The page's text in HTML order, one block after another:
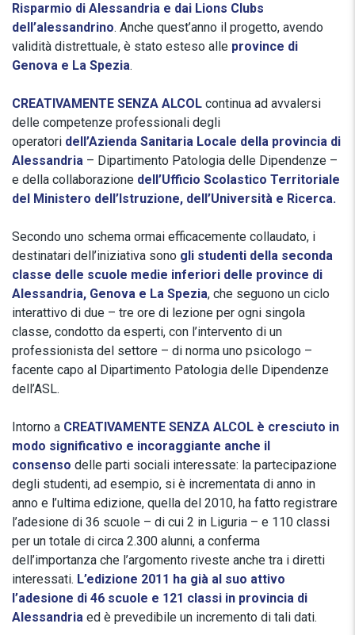
Risparmio di Alessandria e dai Lions Clubs
dell’alessandrino. Anche quest’anno il progetto, avendo
validità distrettuale, è stato esteso alle province di
Genova e La Spezia.
CREATIVAMENTE SENZA ALCOL continua ad avvalersi
delle competenze professionali degli
operatori dell’Azienda Sanitaria Locale della provincia di
Alessandria – Dipartimento Patologia delle Dipendenze –
e della collaborazione dell’Ufficio Scolastico Territoriale
del Ministero dell’Istruzione, dell’Università e Ricerca.
Secondo uno schema ormai efficacemente collaudato, i
destinatari dell’iniziativa sono gli studenti della seconda
classe delle scuole medie inferiori delle province di
Alessandria, Genova e La Spezia, che seguono un ciclo
interattivo di due – tre ore di lezione per ogni singola
classe, condotto da esperti, con l’intervento di un
professionista del settore – di norma uno psicologo –
facente capo al Dipartimento Patologia delle Dipendenze
dell’ASL.
Intorno a CREATIVAMENTE SENZA ALCOL è cresciuto in
modo significativo e incoraggiante anche il
consenso delle parti sociali interessate: la partecipazione
degli studenti, ad esempio, si è incrementata di anno in
anno e l’ultima edizione, quella del 2010, ha fatto registrare
l’adesione di 36 scuole – di cui 2 in Liguria – e 110 classi
per un totale di circa 2.300 alunni, a conferma
dell’importanza che l’argomento riveste anche tra i diretti
interessati. L’edizione 2011 ha già al suo attivo
l’adesione di 46 scuole e 121 classi in provincia di
Alessandria ed è prevedibile un incremento di tali dati.